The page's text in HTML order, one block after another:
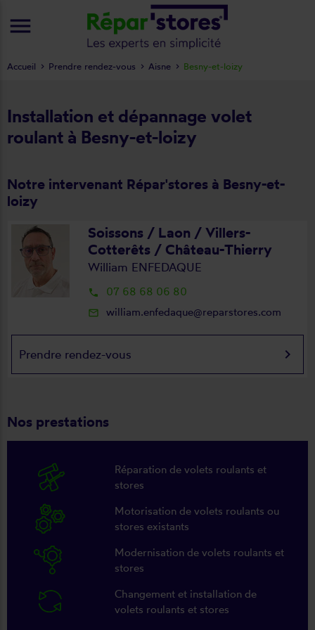
Installation et dépannage volet
roulant à Besny-et-loizy
Notre intervenant Répar'stores à Besny-et-
loizy
Soissons / Laon / Villers-
Cotterêts / Château-Thierry
William ENFEDAQUE
local_phone 07 68 68 06 80
mail_outline william.enfedaque@reparstores.com
Prendre rendez-vous keyboard_arrow_right
Nos prestations
Réparation de volets roulants et
stores
Motorisation de volets roulants ou
stores existants
Modernisation de volets roulants et
stores
Changement et installation de
volets roulants et stores
Accueil Prendre rendez-vous Aisne Besny-et-loizy
menu